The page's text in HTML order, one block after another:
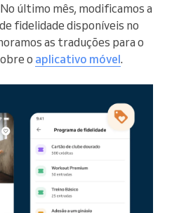
último mês, modificamos a
fidelidade disponíveis no
as traduções para o
o aplicativo móvel.